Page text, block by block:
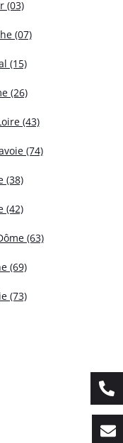
(03)
(07)
(15)
(26)
(43)
(74)
(38)
(42)
(63)
(69)
(73)